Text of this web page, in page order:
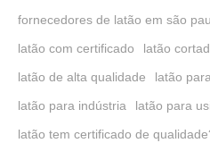
fornecedores de latão em são
latão com certificado
latão
latão de alta qualidade
latão
latão para indústria
latão para
latão tem certificado de